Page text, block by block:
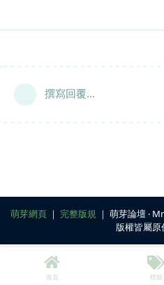
撰寫回覆...
萌芽網頁｜ 完整版規 ｜ 萌芽論壇 ‧
版權皆屬
首頁 標籤